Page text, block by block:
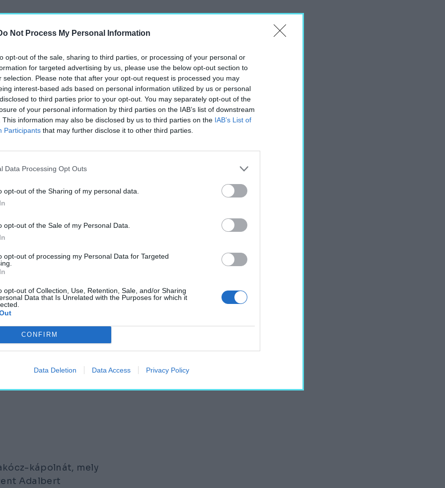
Not Process My Personal Information
opt-out of the sale, sharing to third parties, or processing of your personal or
for targeted advertising by us, please use the below opt-out section to
selection. Please note that after your opt-out request is processed you may
interest-based ads based on personal information utilized by us or personal
to third parties prior to your opt-out. You may separately opt-out of the
of your personal information by third parties on the IAB’s list of downstream
This information may also be disclosed by us to third parties on the IAB’s List of
Participants that may further disclose it to other third parties.
Data Processing Opt Outs
opt-out of the Sharing of my personal data.
opt-out of the Sale of my Personal Data.
opt-out of processing my Personal Data for Targeted
opt-out of Collection, Use, Retention, Sale, and/or Sharing
Data that Is Unrelated with the Purposes for which it
CONFIRM
Data Deletion Data Access Privacy Policy
a kupola
is
méretek már a
a méretes
Grigoletti velencei
egyetlen
a misék
nyomon.
amely
így ír róla:
izmú
Várhegy szikla
A kupolát
lett.
kápolnát, mely
Adalbert